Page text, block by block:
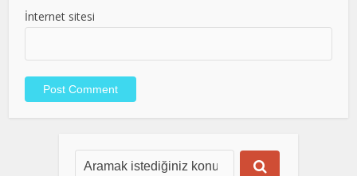
İnternet sitesi